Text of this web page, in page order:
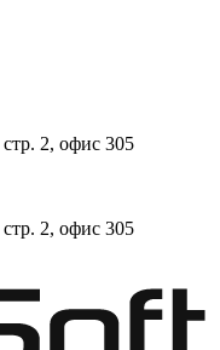
стр. 2, офис 305
стр. 2, офис 305